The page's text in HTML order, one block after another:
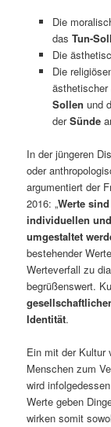
Die
das Tun-
Die
Die
Sollen und
derSünde
In der jüngeren
oder
argumentiert der
2016: „Werte
individuellen
umgestaltet
bestehender
Werteverfall zu
begrüßenswert.
Identität.
Ein mit der Kultur
Menschen zum
wird
Werte geben
wirken somit